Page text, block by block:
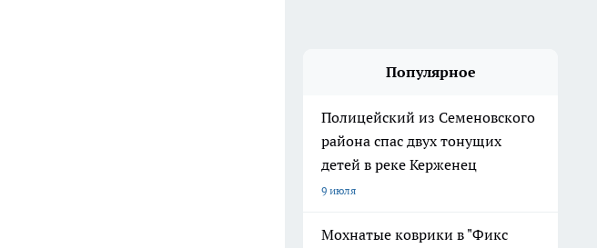
Популярное
Полицейский из Семеновского
района спас двух тонущих
детей в реке Керженец
9 июля
Мохнатые коврики в "Фикс